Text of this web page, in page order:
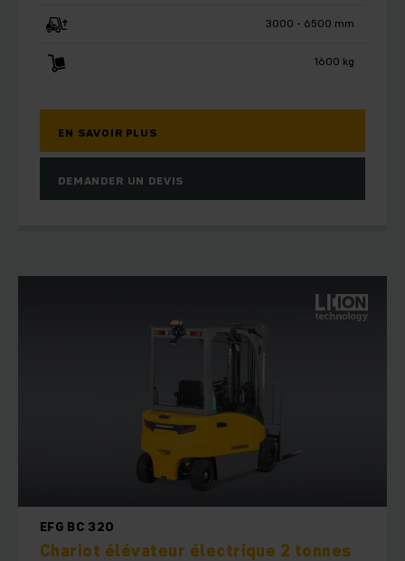
3000 - 6500 mm
1600 kg
EN SAVOIR PLUS
DEMANDER UN DEVIS
EFG BC 320
Chariot élévateur électrique 2 tonnes